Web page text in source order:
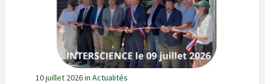
10 juillet 2026in Actualités